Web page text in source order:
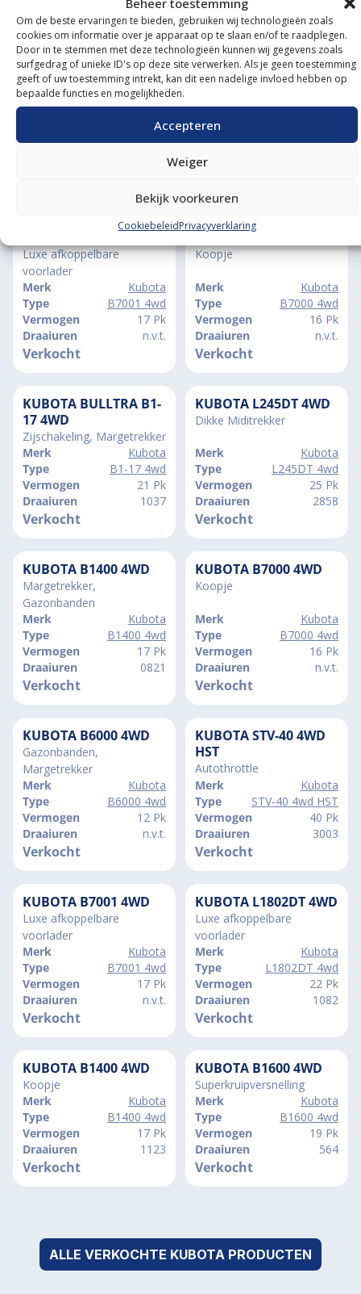
Beheer toestemming
Om de beste ervaringen te bieden, gebruiken wij technologieën zoals
cookies om informatie over je apparaat op te slaan en/of te raadplegen.
Door in te stemmen met deze technologieën kunnen wij gegevens zoals
surfgedrag of unieke ID's op deze site verwerken. Als je geen toestemming
geeft of uw toestemming intrekt, kan dit een nadelige invloed hebben op
bepaalde functies en mogelijkheden.
Accepteren
Weiger
Bekijk voorkeuren
CookiebeleidPrivacyverklaring
Verkocht
KUBOTA B1400 4WD
Koopje
Kubota
KUBOTA BX231 4WD
HST
Automaat,
Stuurbekrachtiging
Merk
Draaiuren
Luxe afkoppelbare
voorlader
Merk
Kubota
Type
B7001 4wd
Vermogen
17 Pk
Draaiuren
n.v.t.
Verkocht
KUBOTA B7000 4WD
Koopje
Merk
Kubota
Type
B7000 4wd
Vermogen
16 Pk
Draaiuren
n.v.t.
Verkocht
KUBOTA BULLTRA B1-
17 4WD
Zijschakeling, Margetrekker
Merk
Kubota
Type
B1-17 4wd
Vermogen
21 Pk
Draaiuren
1037
Verkocht
KUBOTA L245DT 4WD
Dikke Miditrekker
Merk
Kubota
Type
L245DT 4wd
Vermogen
25 Pk
Draaiuren
2858
Verkocht
KUBOTA B1400 4WD
Margetrekker,
Gazonbanden
Merk
Kubota
Type
B1400 4wd
Vermogen
17 Pk
Draaiuren
0821
Verkocht
KUBOTA B7000 4WD
Koopje
Merk
Kubota
Type
B7000 4wd
Vermogen
16 Pk
Draaiuren
n.v.t.
Verkocht
KUBOTA B6000 4WD
Gazonbanden,
Margetrekker
Merk
Kubota
Type
B6000 4wd
Vermogen
12 Pk
Draaiuren
n.v.t.
Verkocht
KUBOTA STV-40 4WD
HST
Autothrottle
Merk
Kubota
Type
STV-40 4wd HST
Vermogen
40 Pk
Draaiuren
3003
Verkocht
KUBOTA B7001 4WD
Luxe afkoppelbare
voorlader
Merk
Kubota
Type
B7001 4wd
Vermogen
17 Pk
Draaiuren
n.v.t.
Verkocht
KUBOTA L1802DT 4WD
Luxe afkoppelbare
voorlader
Merk
Kubota
Type
L1802DT 4wd
Vermogen
22 Pk
Draaiuren
1082
Verkocht
KUBOTA B1400 4WD
Koopje
Merk
Kubota
Type
B1400 4wd
Vermogen
17 Pk
Draaiuren
1123
Verkocht
KUBOTA B1600 4WD
Superkruipversnelling
Merk
Kubota
Type
B1600 4wd
Vermogen
19 Pk
Draaiuren
564
Verkocht
ALLE VERKOCHTE KUBOTA PRODUCTEN